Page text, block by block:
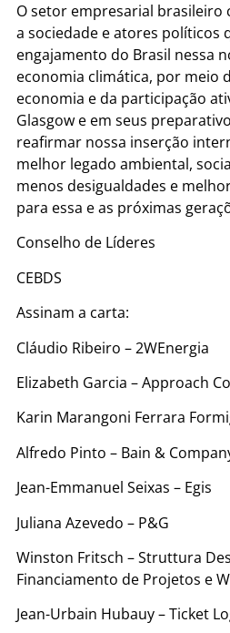
O setor empresarial
a sociedade e atores políticos
engajamento do Brasil nessa
economia climática, por meio
economia e da participação
Glasgow e em seus
reafirmar nossa inserção
melhor legado ambiental,
menos desigualdades e
para essa e as próximas
Conselho de Líderes
CEBDS
Assinam a carta:
Cláudio Ribeiro – 2WEnergia
Elizabeth Garcia – Approach
Karin Marangoni Ferrara
Alfredo Pinto – Bain &
Jean-Emmanuel Seixas – Egis
Juliana Azevedo – P&G
Winston Fritsch – Struttura
Financiamento de Projetos e
Jean-Urbain Hubauy – Ticket